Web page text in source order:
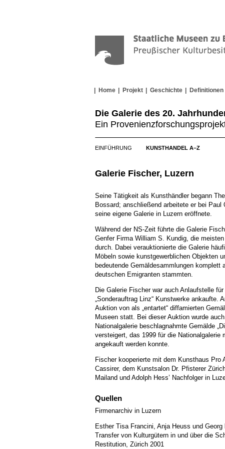
Home Projekt Geschichte Definitionen
Die Galerie des 20.
Ein
EINFÜHRUNG KUNSTHANDEL A–Z
Galerie Fischer, Luzern
Seine Tätigkeit als Kunsthändler begann
Bossard; anschließend arbeitete er bei Paul
seine eigene Galerie in Luzern eröffnete.
Während der NS-Zeit führte die Galerie
Genfer Firma William S. Kundig, die
durch. Dabei verauktionierte die Galerie
Möbeln sowie kunstgewerblichen Objekten
bedeutende Gemäldesammlungen
deutschen Emigranten stammten.
Die Galerie Fischer war auch Anlaufstelle
„Sonderauftrag Linz“ Kunstwerke ankaufte.
Auktion von als „entartet“ diffamierten
Museen statt. Bei dieser Auktion wurde
Nationalgalerie beschlagnahmte Gemälde
versteigert, das 1999 für die Nationalgalerie
angekauft werden konnte.
Fischer kooperierte mit dem Kunsthaus Pro
Cassirer, dem Kunstsalon Dr. Pfisterer
Mailand und Adolph Hess’ Nachfolger in
Quellen
Firmenarchiv in Luzern
Esther Tisa Francini, Anja Heuss und
Transfer von Kulturgütern in und über die
Restitution, Zürich 2001